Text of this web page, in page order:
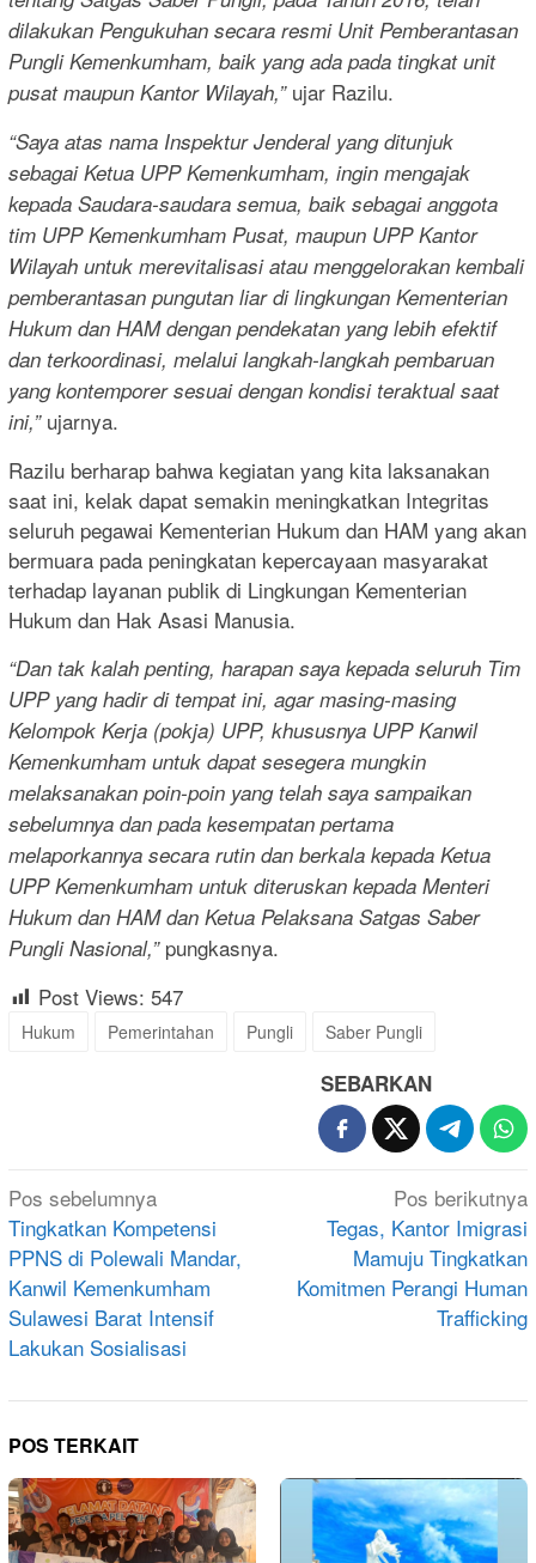
dilakukan Pengukuhan secara resmi Unit Pemberantasan
Pungli Kemenkumham, baik yang ada pada tingkat unit
pusat maupun Kantor Wilayah,”ujar Razilu.
“Saya atas nama Inspektur Jenderal yang ditunjuk
sebagai Ketua UPP Kemenkumham, ingin mengajak
kepada Saudara-saudara semua, baik sebagai anggota
tim UPP Kemenkumham Pusat, maupun UPP Kantor
Wilayah untuk merevitalisasi atau menggelorakan kembali
pemberantasan pungutan liar di lingkungan Kementerian
Hukum dan HAM dengan pendekatan yang lebih efektif
dan terkoordinasi, melalui langkah-langkah pembaruan
yang kontemporer sesuai dengan kondisi teraktual saat
ini,”ujarnya.
Razilu berharap bahwa kegiatan yang kita laksanakan
saat ini, kelak dapat semakin meningkatkan Integritas
seluruh pegawai Kementerian Hukum dan HAM yang akan
bermuara pada peningkatan kepercayaan masyarakat
terhadap layanan publik di Lingkungan Kementerian
Hukum dan Hak Asasi Manusia.
“Dan tak kalah penting, harapan saya kepada seluruh Tim
UPP yang hadir di tempat ini, agar masing-masing
Kelompok Kerja (pokja) UPP, khususnya UPP Kanwil
Kemenkumham untuk dapat sesegera mungkin
melaksanakan poin-poin yang telah saya sampaikan
sebelumnya dan pada kesempatan pertama
melaporkannya secara rutin dan berkala kepada Ketua
UPP Kemenkumham untuk diteruskan kepada Menteri
Hukum dan HAM dan Ketua Pelaksana Satgas Saber
Pungli Nasional,”pungkasnya.
Post Views: 547
Hukum Pemerintahan Pungli Saber Pungli
SEBARKAN
Navigasi
pos
Pos sebelumnya
Tingkatkan Kompetensi
PPNS di Polewali Mandar,
Kanwil Kemenkumham
Sulawesi Barat Intensif
Lakukan Sosialisasi
Pos berikutnya
Tegas, Kantor Imigrasi
Mamuju Tingkatkan
Komitmen Perangi Human
Trafficking
POS TERKAIT